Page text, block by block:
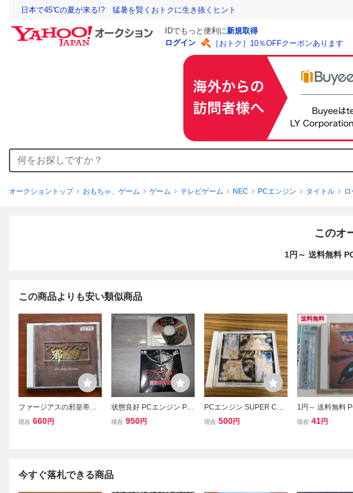
日本で45℃の夏が来る!? 猛暑を賢くおトクに生き抜くヒント
IDでもっと便利に新規取得
ログイン
［おトク］10％OFFクーポンあります
オークショントップ おもちゃ、ゲーム ゲーム テレビゲーム NEC PCエンジン タイトル
このオ
1円～ 送料無料
この商品よりも安い類似商品
ファージアスの邪皇帝
動作未確認
現在 660円
状態良好 PCエンジン PC
E CD-ROM2 ブライ 2 Ⅱ
現在 950円
PCエンジン SUPER CD-
ROM2 ソフト CALII キャ
現在 500円
送料無料
1円～ 送料無料
ン CD-ROM2 ア
現在 41円
今すぐ落札できる商品